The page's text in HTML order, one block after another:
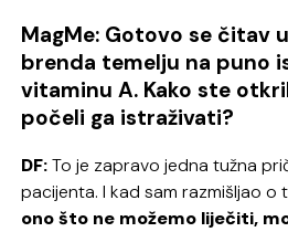
MagMe: Gotovo se čitav
brenda temelju na puno
vitaminu A. Kako ste
počeli ga istraživati?
DF:To je zapravo jedna tužna
pacijenta. I kad sam razmišljao o
ono što ne možemo liječiti,